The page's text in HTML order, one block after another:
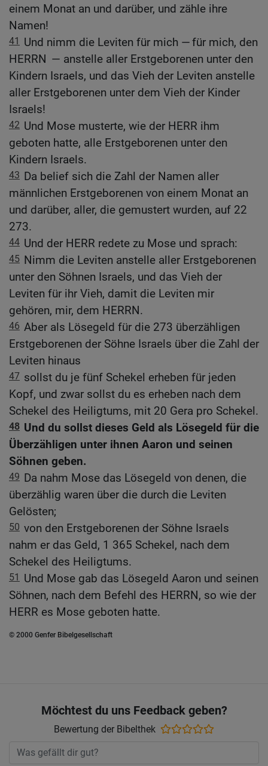
einem Monat an und darüber, und zähle ihre
Namen!
41
Und nimm die Leviten für mich — für mich, den
HERRN — anstelle aller Erstgeborenen unter den
Kindern Israels, und das Vieh der Leviten anstelle
aller Erstgeborenen unter dem Vieh der Kinder
Israels!
42 Und Mose musterte, wie der HERR ihm
geboten hatte, alle Erstgeborenen unter den
Kindern Israels.
43 Da belief sich die Zahl der Namen aller
männlichen Erstgeborenen von einem Monat an
und darüber, aller, die gemustert wurden, auf 22
273.
44 Und der HERR redete zu Mose und sprach:
45 Nimm die Leviten anstelle aller Erstgeborenen
unter den Söhnen Israels, und das Vieh der
Leviten für ihr Vieh, damit die Leviten mir
gehören, mir, dem HERRN.
46 Aber als Lösegeld für die 273 überzähligen
Erstgeborenen der Söhne Israels über die Zahl der
Leviten hinaus
47 sollst du je fünf Schekel erheben für jeden
Kopf, und zwar sollst du es erheben nach dem
Schekel des Heiligtums, mit 20 Gera pro Schekel.
48 Und du sollst dieses Geld als Lösegeld für die
Überzähligen unter ihnen Aaron und seinen
Söhnen geben.
49 Da nahm Mose das Lösegeld von denen, die
überzählig waren über die durch die Leviten
Gelösten;
50 von den Erstgeborenen der Söhne Israels
nahm er das Geld, 1 365 Schekel, nach dem
Schekel des Heiligtums.
51
Und Mose gab das Lösegeld Aaron und seinen
Söhnen, nach dem Befehl des HERRN, so wie der
HERR es Mose geboten hatte.
© 2000 Genfer Bibelgesellschaft
Möchtest du uns Feedback geben?
Bewertung der Bibelthek